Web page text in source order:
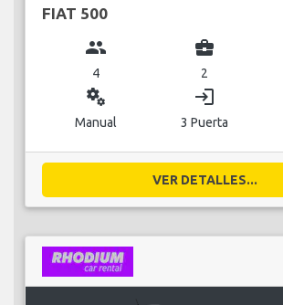
FIAT 500
group
4
business_center
2
miscellaneous_services
Manual
login
3 Puerta
VER DETALLES...